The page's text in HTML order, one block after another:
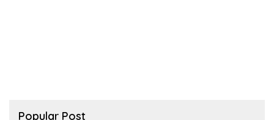
Popular Post